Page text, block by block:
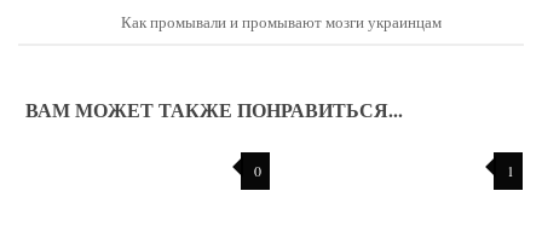
Как промывали и промывают мозги украинцам
ВАМ МОЖЕТ ТАКЖЕ ПОНРАВИТЬСЯ...
0 1